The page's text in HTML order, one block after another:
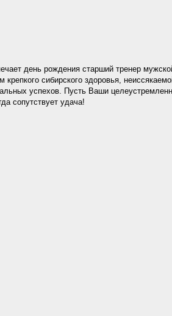
день рождения старший тренер
сибирского здоровья,
успехов. Пусть Ваши
сопутствует удача!